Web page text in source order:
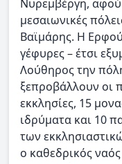
Νυρεμβέργη,
μεσαιωνικές
Βαϊμάρης. Η
γέφυρες – έτσι
Λούθηρος την
ξεπροβάλλουν οι
εκκλησίες, 15
ιδρύματα και 10
των
ο καθεδρικός